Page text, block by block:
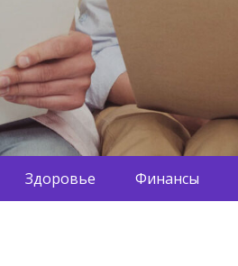
Здоровье Финансы